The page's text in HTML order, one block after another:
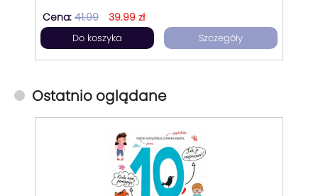
Cena: 41.99 39.99 zł
Do koszyka Szczegóły
Ostatnio oglądane